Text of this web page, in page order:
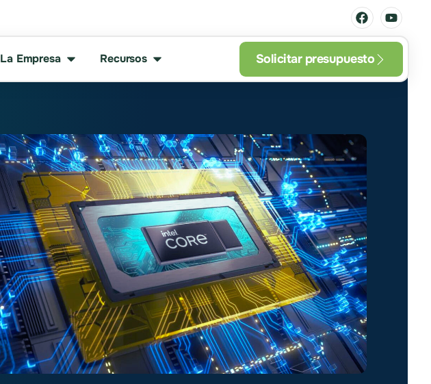
La Empresa Recursos Solicitar presupuesto